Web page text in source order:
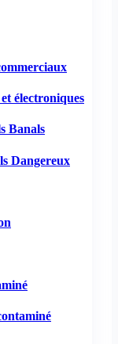
électroniques
Banals
Dangereux